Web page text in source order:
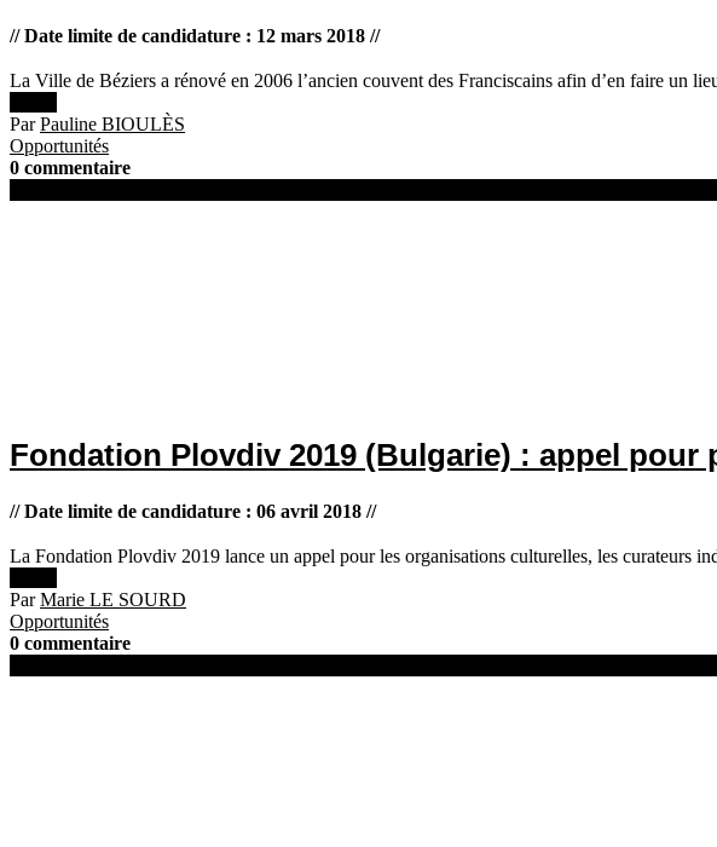
// Date limite de candidature : 12 mars 2018 //
La Ville de Béziers a rénové en 2006 l’ancien couvent des Franciscains afin d’en faire un
ParPauline BIOULÈS
Opportunités
0 commentaire
Fondation Plovdiv 2019 (Bulgarie) : appel
// Date limite de candidature : 06 avril 2018 //
La Fondation Plovdiv 2019 lance un appel pour les organisations culturelles, les curateurs
ParMarie LE SOURD
Opportunités
0 commentaire